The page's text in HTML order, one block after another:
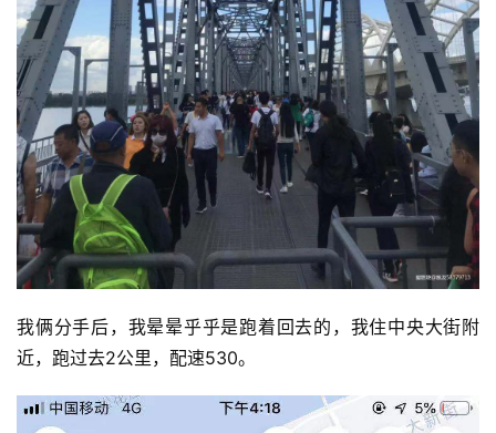
我俩分手后，我晕晕乎乎是跑着回去的，我住中央大街附
近，跑过去2公里，配速530。